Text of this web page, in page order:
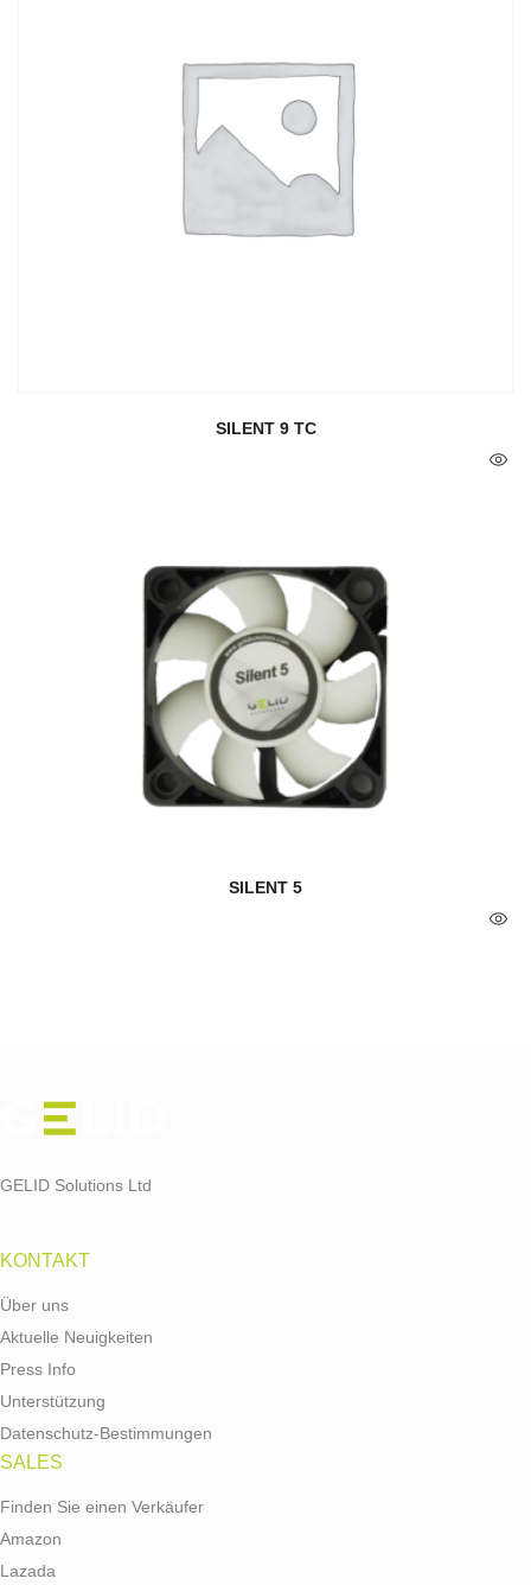
SILENT 9 TC
SILENT 5
GELID Solutions Ltd
KONTAKT
Über uns
Aktuelle Neuigkeiten
Press Info
Unterstützung
Datenschutz-Bestimmungen
SALES
Finden Sie einen Verkäufer
Amazon
Lazada